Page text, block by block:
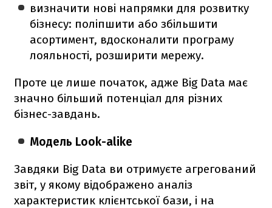
визначити нові напрямки для розвитку
бізнесу: поліпшити або збільшити
асортимент, вдосконалити програму
лояльності, розширити мережу.
Проте це лише початок, адже Big Data має
значно більший потенціал для різних
бізнес-завдань.
Модель Look-alike
Завдяки Big Data ви отримуєте агрегований
звіт, у якому відображено аналіз
характеристик клієнтської бази, і на